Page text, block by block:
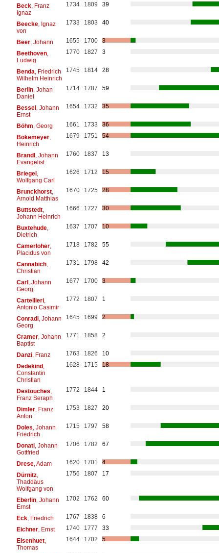
Beck, Franz
Ignaz
1734 1809 39
Beecke, Ignaz
von
1733 1803 40
Beer, Johann 1655 1700
3
Beethoven,
Ludwig
1770 1827 3
Benda , Friedrich
Wilhelm Heinrich
1745 1814 28
Berlin, Johan
Daniel
1714 1787 59
Bessel, Johann
Ernst
1654 1732 35
Böhm , Georg 1661 1733
36
Bokemeyer,
Heinrich
1679 1751 54
Brandl, Johann
Evangelist
1760 1837 13
Briegel,
Wolfgang Carl
1626 1712 15
Brunckhorst,
Arnold Matthias
1670 1725 28
Buttstedt,
Johann Heinrich
1666 1727 30
Buxtehude,
Dietrich
1637 1707 10
Camerloher,
Placidus von
1718 1782 55
Cannabich,
Christian
1731 1798 42
Carl, Johann
Georg
1677 1700 3
Cartellieri,
Antonio Casimir
1772 1807 1
Conradi, Johann
Georg
1645 1699 2
Cramer, Johann
Baptist
1771 1858 2
Danzi, Franz 1763 1826
10
Dedekind,
Constantin
Christian
1628 1715 18
Destouches
Franz Seraph
1772 1844 1
Dimler, Franz
Anton
1753 1827 20
Doles , Johann
Friedrich
1715 1797 58
Donati, Johann
Gottfried
1706 1782 67
Drese, Adam 1620 1701
4
Dürnitz,
Thaddäus
Wolfgang von
1756 1807 17
Eberlin, Johann
Ernst
1702 1762 60
Eck, Friedrich 1767 1838
6
Eichner, Ernst 1740 1777
33
Eisenhuet,
Thomas
1644 1702 5